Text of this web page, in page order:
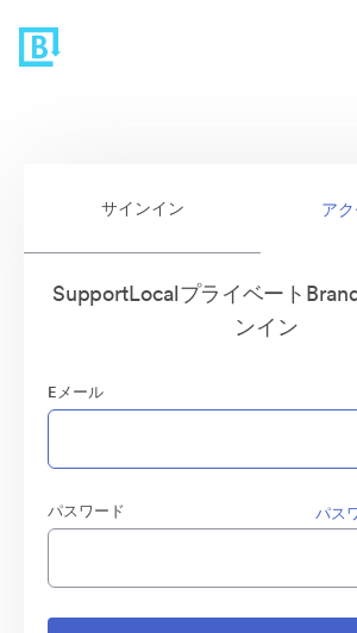
サインイン ア
SupportLocalプライベート
ンイン
Eメール
パスワード パス